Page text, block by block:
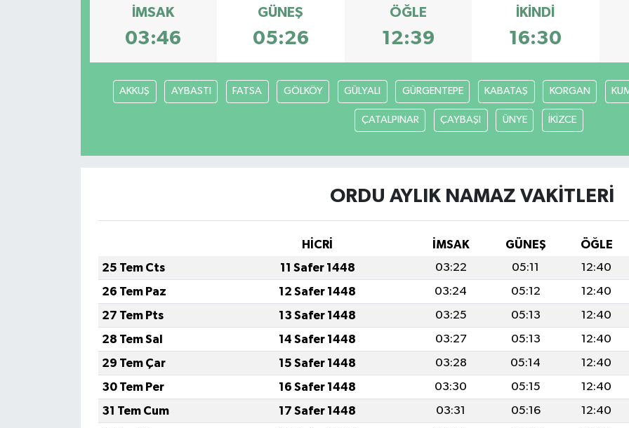
İMSAK
03:46
GÜNEŞ
05:26
ÖĞLE
12:39
İKINDI
16:30
AKKUŞ AYBASTI FATSA GÖLKÖY GÜLYALI GÜRGENTEPE KABATAŞ KORGAN
ÇATALPINAR ÇAYBAŞI ÜNYE İKİZCE
ORDU AYLIK NAMAZ VAKITLERI
HİCRİ İMSAK GÜNEŞ ÖĞLE
25 Tem Cts
11 Safer 1448 03:22 05:11 12:40
26 Tem Paz
12 Safer 1448 03:24 05:12 12:40
27 Tem Pts
13 Safer 1448 03:25 05:13 12:40
28 Tem Sal
14 Safer 1448 03:27 05:13 12:40
29 Tem Çar
15 Safer 1448 03:28 05:14 12:40
30 Tem Per
16 Safer 1448 03:30 05:15 12:40
31 Tem Cum
17 Safer 1448 03:31 05:16 12:40